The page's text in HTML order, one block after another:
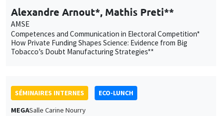
Alexandre Arnout*, Mathis Preti**
AMSE
Competences and Communication in Electoral Competition*
How Private Funding Shapes Science: Evidence from Big
Tobacco’s Doubt Manufacturing Strategies**
SÉMINAIRES INTERNES
ECO-LUNCH
MEGASalle Carine Nourry